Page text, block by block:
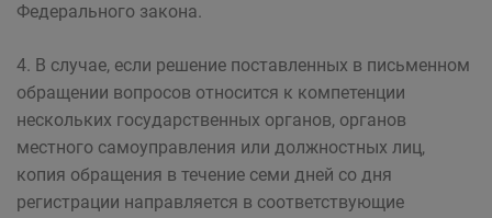
Федерального закона.
4. В случае, если решение поставленных в письменном
обращении вопросов относится к компетенции
нескольких государственных органов, органов
местного самоуправления или должностных лиц,
копия обращения в течение семи дней со дня
регистрации направляется в соответствующие